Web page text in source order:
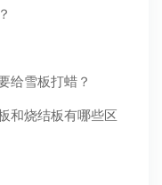
给雪板打蜡？
和烧结板有哪些区